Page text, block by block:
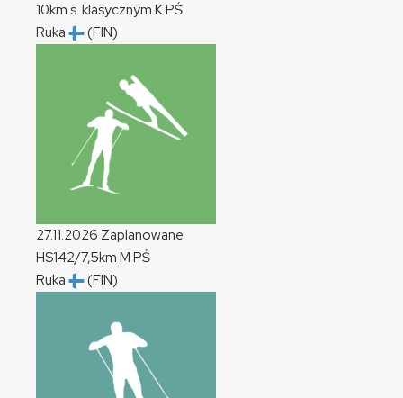
10km s. klasycznym KPŚ
Ruka
(FIN)
27.11.2026 Zaplanowane
HS142/7,5km M PŚ
Ruka
(FIN)